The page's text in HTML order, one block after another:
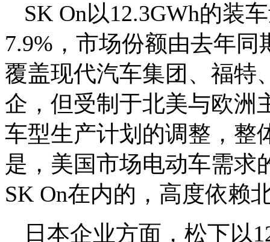
SK On以12.3GWh的装
7.9%，市场份额由去年同
覆盖现代汽车集团、福特
企，但受制于北美与欧洲
车型生产计划的调整，整
是，美国市场电动车需求
SK On在内的，高度依赖
日本企业方面，松下以